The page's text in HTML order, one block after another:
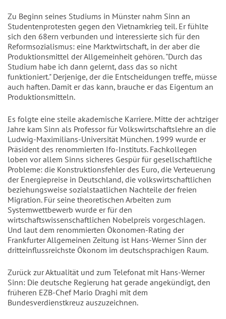
Zu Beginn seines Studiums in Münster nahm Sinn an
Studentenprotesten gegen den Vietnamkrieg teil. Er fühlte
sich den 68ern verbunden und interessierte sich für den
Reformsozialismus: eine Marktwirtschaft, in der aber die
Produktionsmittel der Allgemeinheit gehören. "Durch das
Studium habe ich dann gelernt, dass das so nicht
funktioniert." Derjenige, der die Entscheidungen treffe, müsse
auch haften. Damit er das kann, brauche er das Eigentum an
Produktionsmitteln.
Es folgte eine steile akademische Karriere. Mitte der achtziger
Jahre kam Sinn als Professor für Volkswirtschaftslehre an die
Ludwig-Maximilians-Universität München. 1999 wurde er
Präsident des renommierten Ifo-Instituts. Fachkollegen
loben vor allem Sinns sicheres Gespür für gesellschaftliche
Probleme: die Konstruktionsfehler des Euro, die Verteuerung
der Energiepreise in Deutschland, die volkswirtschaftlichen
beziehungsweise sozialstaatlichen Nachteile der freien
Migration. Für seine theoretischen Arbeiten zum
Systemwettbewerb wurde er für den
wirtschaftswissenschaftlichen Nobelpreis vorgeschlagen.
Und laut dem renommierten Ökonomen-Rating der
Frankfurter Allgemeinen Zeitung ist Hans-Werner Sinn der
dritteinflussreichste Ökonom im deutschsprachigen Raum.
Zurück zur Aktualität und zum Telefonat mit Hans-Werner
Sinn: Die deutsche Regierung hat gerade angekündigt, den
früheren EZB-Chef Mario Draghi mit dem
Bundesverdienstkreuz auszuzeichnen.